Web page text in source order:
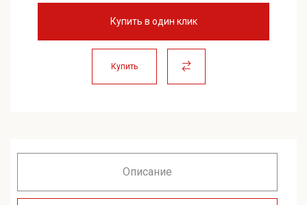
Купить в один клик
Купить
Описание